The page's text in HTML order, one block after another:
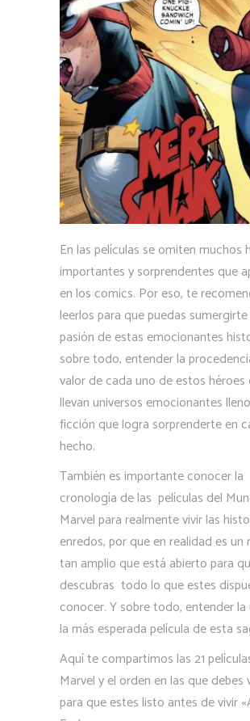
En las películas se omiten muchos
importantes y sorprendentes que
en los comics. Por eso, te
leerlos para que puedas
pasión de estas emocionantes
sobre todo, entender la
valor de cada uno de estos
llevan universos emocionantes
ficción que logra sorprenderte en
hecho.
También es importante conocer la
cronología de las películas del
Marvel para realmente vivir las
enredos, por que en realidad es un
tan amplio que está abierto para
descubras todo lo que estes
conocer. Y sobre todo, entender
la más esperada película de esta
Aquí te compartimos las 21
Marvel y el orden en las que debes
para que estes listo antes de vivir